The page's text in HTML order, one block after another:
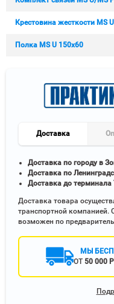
Крестовина жесткости MS
Полка MS U 150х60
Доставка
Доставка по городу в
Доставка по
Доставка до терминала
Доставка товара
транспортной компанией.
возможен по
МЫ
ОТ 50 000